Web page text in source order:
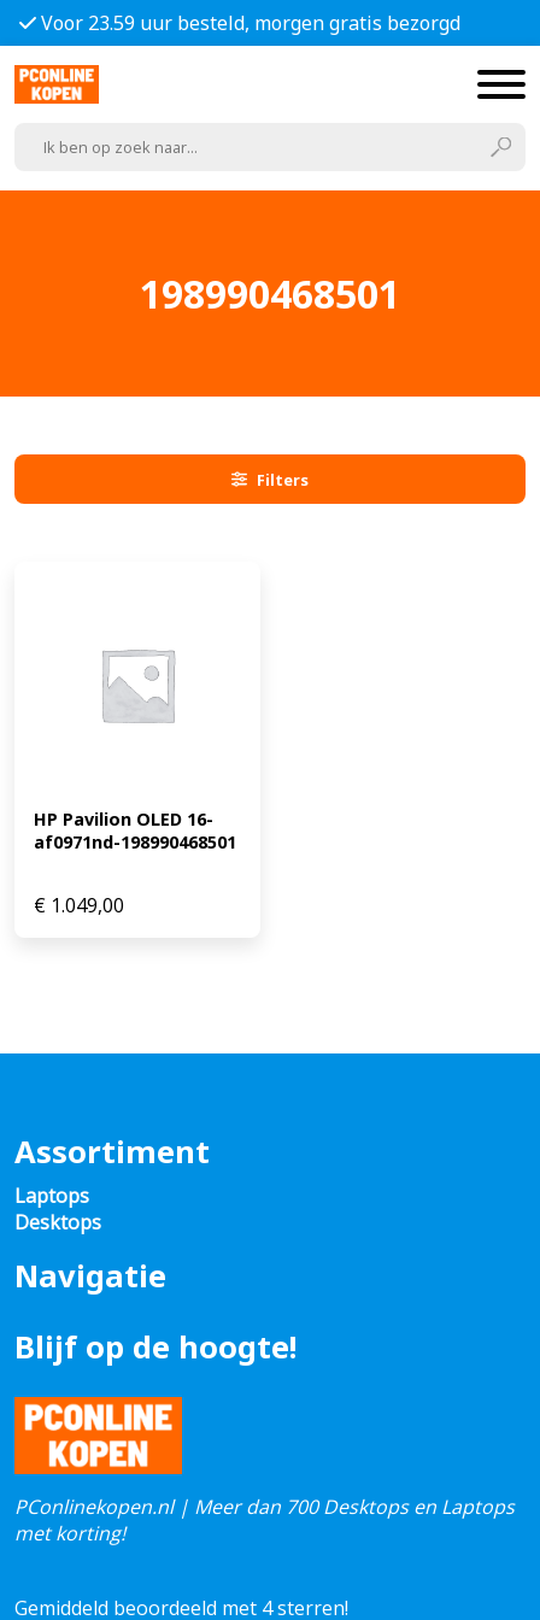
Voor 23.59 uur besteld, morgen gratis bezorgd
198990468501
Filters
HP Pavilion OLED 16-
af0971nd-198990468501
€ 1.049,00
Assortiment
Laptops
Desktops
Navigatie
Blijf op de hoogte!
PConlinekopen.nl | Meer dan 700 Desktops en Laptops
met korting!
Gemiddeld beoordeeld met 4 sterren!